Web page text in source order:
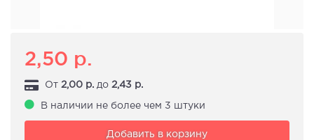
2,50 р.
От 2,00 р. до 2,43 р.
В наличии не более чем 3 штуки
Добавить в корзину